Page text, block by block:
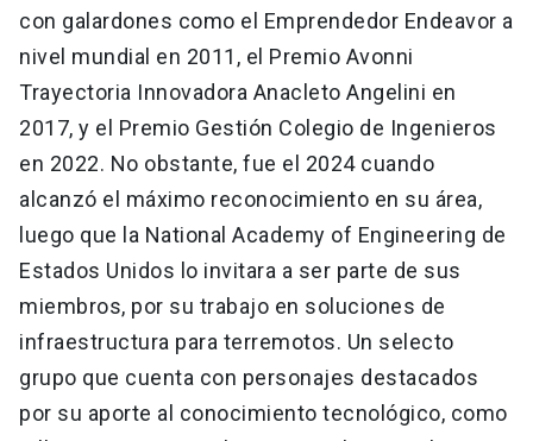
con galardones como el Emprendedor Endeavor a
nivel mundial en 2011, el Premio Avonni
Trayectoria Innovadora Anacleto Angelini en
2017, y el Premio Gestión Colegio de Ingenieros
en 2022. No obstante, fue el 2024 cuando
alcanzó el máximo reconocimiento en su área,
luego que la National Academy of Engineering de
Estados Unidos lo invitara a ser parte de sus
miembros, por su trabajo en soluciones de
infraestructura para terremotos. Un selecto
grupo que cuenta con personajes destacados
por su aporte al conocimiento tecnológico, como